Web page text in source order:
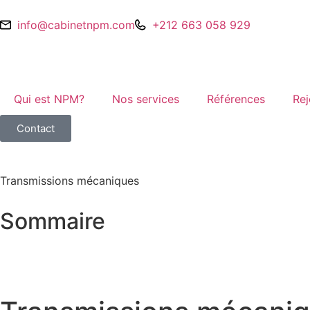
info@cabinetnpm.com +212 663 058 929
Qui est NPM? Nos services Références
Contact
Transmissions mécaniques
Sommaire